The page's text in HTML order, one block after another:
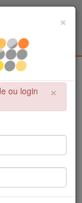
×
login não
×
×
ou login